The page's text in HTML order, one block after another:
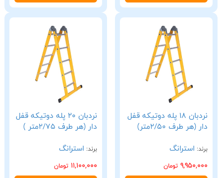
نردبان 18 پله دوتیکه قفل
دار (هر طرف 2/50متر)
برند: استرانگ
9,950,000 تومان
نردبان 20 پله دوتیکه قفل
دار (هر طرف 2/75متر )
برند: استرانگ
11,100,000 تومان